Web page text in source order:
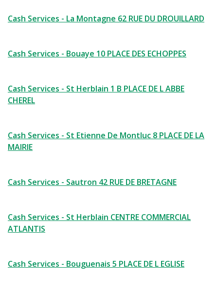
Cash Services - La Montagne 62 RUE DU DROUILLARD
Cash Services - Bouaye 10 PLACE DES ECHOPPES
Cash Services - St Herblain 1 B PLACE DE L ABBE
CHEREL
Cash Services - St Etienne De Montluc 8 PLACE DE LA
MAIRIE
Cash Services - Sautron 42 RUE DE BRETAGNE
Cash Services - St Herblain CENTRE COMMERCIAL
ATLANTIS
Cash Services - Bouguenais 5 PLACE DE L EGLISE